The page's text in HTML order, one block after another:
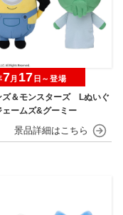
ズ＆モンスターズ Lぬいぐ
ームズ&グーミー
7月 17 日～登場